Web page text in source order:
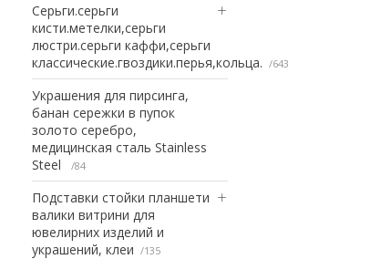
Серьги.серьги
кисти.метелки,серьги
люстри.серьги каффи,серьги
классические.гвоздики.перья,кольца.
643
Украшения для пирсинга,
банан сережки в пупок
золото серебро,
медицинская сталь Stainless
Steel
84
Подставки стойки планшети
валики витрини для
ювелирних изделий и
украшений, клеи
135